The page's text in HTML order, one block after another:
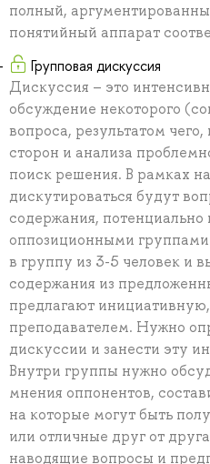
полный,
понятийный аппарат
Групповая дискуссия
Дискуссия – это
обсуждение некоторого
вопроса, результатом
сторон и анализа
поиск решения. В рамках
дискутироваться будут
содержания,
оппозиционными
в группу из 3-5 человек и
содержания из
предлагают инициативную,
преподавателем. Нужно
дискуссии и занести эту
Внутри группы нужно
мнения оппонентов,
на которые могут быть
или отличные друг от
наводящие вопросы и